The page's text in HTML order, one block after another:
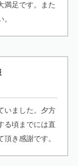
満足です。また
いました。夕方
る頃までには直
き感謝です。